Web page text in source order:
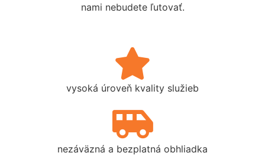
nami nebudete ľutovať.
vysoká úroveň kvality služieb
nezáväzná a bezplatná obhliadka